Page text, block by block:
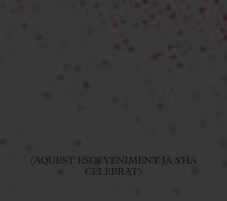
(AQUEST ESDEVENIMENT JA S'HA
CELEBRAT)